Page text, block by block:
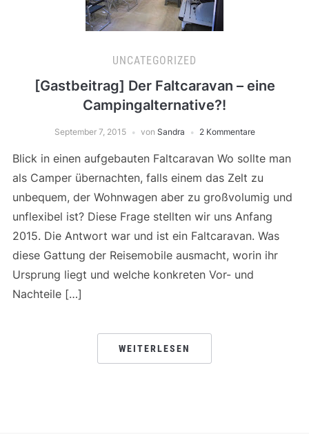
UNCATEGORIZED
[Gastbeitrag] Der Faltcaravan – eine
Campingalternative?!
September 7, 2015 von Sandra 2 Kommentare
Blick in einen aufgebauten Faltcaravan Wo sollte man
als Camper übernachten, falls einem das Zelt zu
unbequem, der Wohnwagen aber zu großvolumig und
unflexibel ist? Diese Frage stellten wir uns Anfang
2015. Die Antwort war und ist ein Faltcaravan. Was
diese Gattung der Reisemobile ausmacht, worin ihr
Ursprung liegt und welche konkreten Vor- und
Nachteile […]
WEITERLESEN